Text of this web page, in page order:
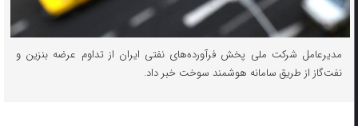
مدیرعامل شرکت ملی پخش فرآورده‌های نفتی ایران از تداوم عرضه بنزین و
نفت‌گاز از طریق سامانه هوشمند سوخت خبر داد.